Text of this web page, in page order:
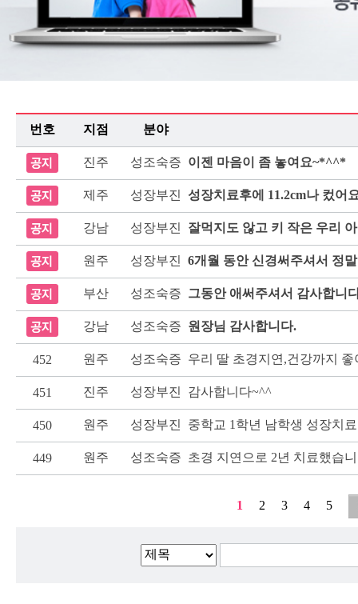
번호 지점 분야
진주 성조숙증 이젠 마음이 좀 놓여요~*^^*
제주 성장부진 성장치료후에 11.2cm나 컸어
강남 성장부진 잘먹지도 않고 키 작은 우리
원주 성장부진 6개월 동안 신경써주셔서 정
부산 성조숙증 그동안 애써주셔서 감사합니
강남 성조숙증 원장님 감사합니다.
452 원주 성조숙증 우리 딸 초경지연,건강까지 좋
451 진주 성장부진 감사합니다~^^
450 원주 성장부진 중학교 1학년 남학생 성장치
449 원주 성조숙증 초경 지연으로 2년 치료했습
1 2 3 4 5